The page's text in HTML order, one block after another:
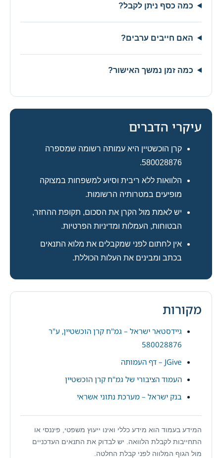
כמה כסף ניתן לקבל?
האם חייבים ערבים?
כמה זמן נמשך האישור?
עיקרי הדברים
קרן הוכשטיין היא עמותה רשומה שמספרה
580028876.
הלוואות ללא ריבית וסיוע למשפחות במצוקה
מופיעים במטרותיה הרשומות.
יש לאמת מול הקרן את הסכום, תקופת ההחזר,
הבטוחות, העמלות ומדיניות הפרטיות.
אין לחתום לפני שמקבלים את מלוא התנאים
בכתב ומבינים את העלות הכוללת.
מקורות
גיידסטאר ישראל – גמ"ח קרן הוכשטיין, ע"ר
580028876
JGive – דף העמותה
העמוד הציבורי של גמ"ח קרן הוכשטיין
בנק ישראל – מערכת נתוני אשראי
המידע בעמוד הוא מידע כללי ואינו ייעוץ משפטי, פיננסי או
התחייבות לקבלת הלוואה. יש לבדוק את התנאים העדכניים
מול הגוף המלווה לפני קבלת החלטה.